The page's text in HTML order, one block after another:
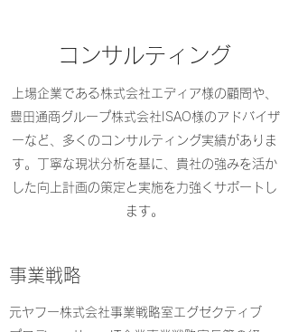
​​コンサルティング
​上場企業である株式会社エディア様の顧問や、
豊田通商グループ株式会社ISAO様のアドバイザ
ーなど、多くのコンサルティング実績がありま
す。丁寧な現状分析を基に、貴社の強みを活か
した向上計画の策定と実施を力強くサポートし
ます。
事業戦略
​元ヤフー株式会社事業戦略室エグゼクティブ